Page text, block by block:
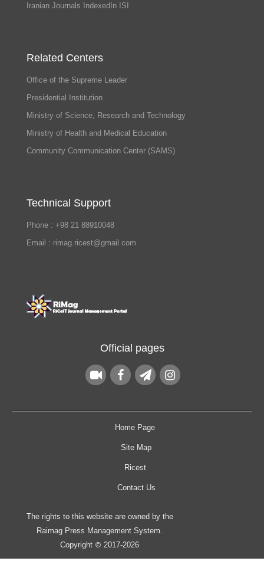
Iranian Journals IndexedIn ISI
Related Centers
Office of the Supreme Leader
Presidential Institution
Ministry of Science, Research and Technology
Ministry of Health and Medical Education
Community Communication Center (SAMS)
Technical Support
Phone : +98 21 88910048
Email : rimag.ricest@gmail.com
Official pages
Home Page
Site Map
Ricest
Contact Us
The rights to this website are owned by the
Raimag Press Management System.
Copyright © 2017-2026